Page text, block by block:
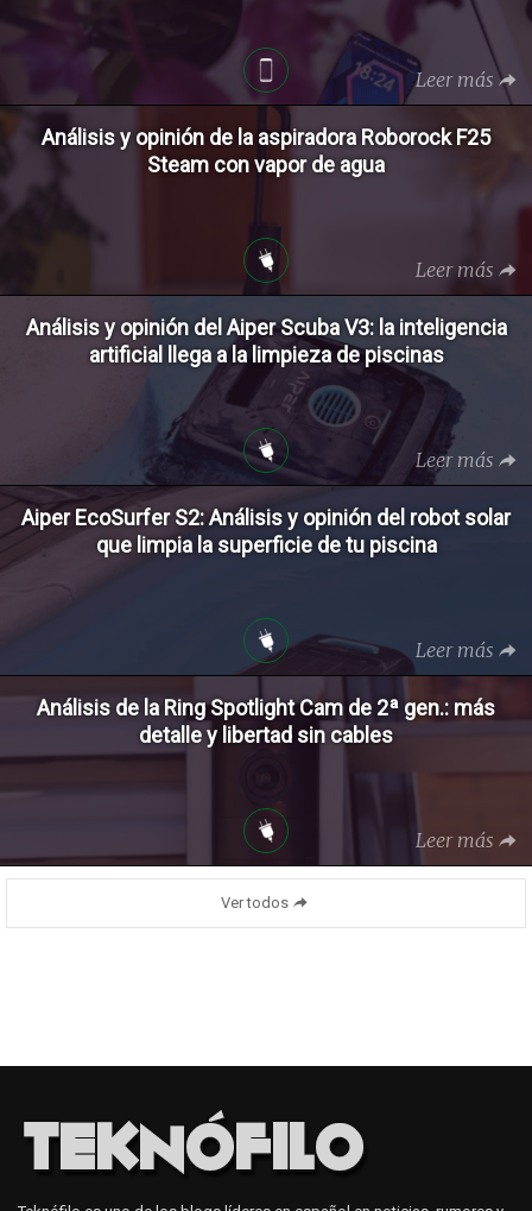
Leer más
Análisis y opinión de la aspiradora Roborock F25
Steam con vapor de agua
Leer más
Análisis y opinión del Aiper Scuba V3: la inteligencia
artificial llega a la limpieza de piscinas
Leer más
Aiper EcoSurfer S2: Análisis y opinión del robot solar
que limpia la superficie de tu piscina
Leer más
Análisis de la Ring Spotlight Cam de 2ª gen.: más
detalle y libertad sin cables
Leer más
Ver todos